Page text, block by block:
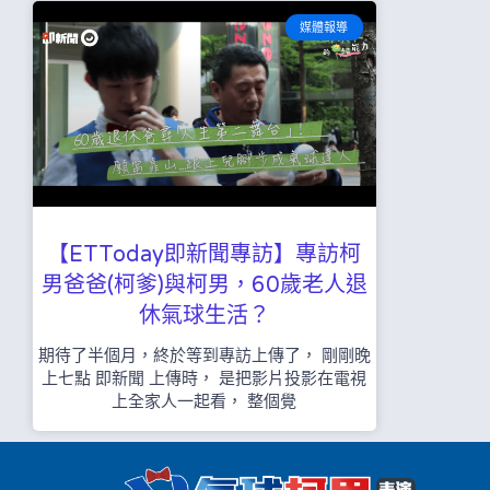
媒體報導
【ETToday即新聞專訪】專訪柯
男爸爸(柯爹)與柯男，60歲老人退
休氣球生活？
期待了半個月，終於等到專訪上傳了， 剛剛晚
上七點 即新聞 上傳時， 是把影片投影在電視
上全家人一起看， 整個覺